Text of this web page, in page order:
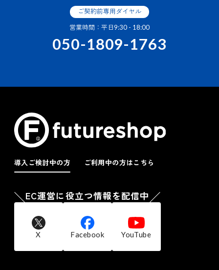
ご契約前専用ダイヤル
営業時間：平日9:30 - 18:00
050-1809-1763
導入ご検討中の方 ご利用中の方はこちら
EC運営に役立つ情報を配信中
X Facebook YouTube